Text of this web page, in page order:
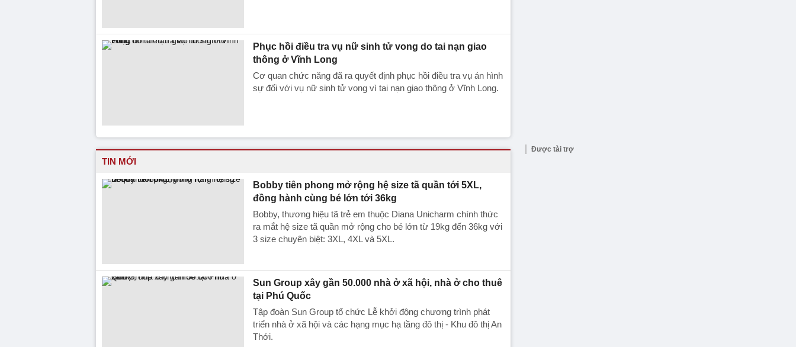
Phục hồi điều tra vụ nữ sinh tử vong do tai nạn giao
thông ở Vĩnh Long
Cơ quan chức năng đã ra quyết định phục hồi điều tra vụ án hình
sự đối với vụ nữ sinh tử vong vì tai nạn giao thông ở Vĩnh Long.
TIN MỚI
Bobby tiên phong mở rộng hệ size tã quần tới 5XL,
đồng hành cùng bé lớn tới 36kg
Bobby, thương hiệu tã trẻ em thuộc Diana Unicharm chính thức
ra mắt hệ size tã quần mở rộng cho bé lớn từ 19kg đến 36kg với
3 size chuyên biệt: 3XL, 4XL và 5XL.
Sun Group xây gần 50.000 nhà ở xã hội, nhà ở cho thuê
tại Phú Quốc
Tập đoàn Sun Group tổ chức Lễ khởi động chương trình phát
triển nhà ở xã hội và các hạng mục hạ tầng đô thị - Khu đô thị An
Thới.
Được tài trợ